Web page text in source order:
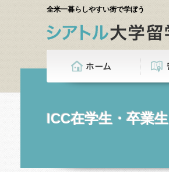
全米一暮らしやすい街で学ぼう
ICC在学生・卒業生